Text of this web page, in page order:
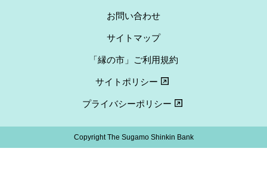
お問い合わせ
サイトマップ
「縁の市」ご利用規約
サイトポリシー
プライバシーポリシー
Copyright The Sugamo Shinkin Bank